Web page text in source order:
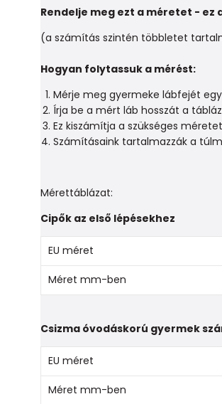
Rendelje meg ezt a méretet - ez
(a számítás szintén többletet
Hogyan folytassuk a mérést:
Mérje meg gyermeke lábfejét
Írja be a mért láb hosszát a
Ez kiszámítja a szükséges méretet
Számításaink tartalmazzák a
Mérettáblázat:
Cipők az első lépésekhez
EU méret
Méret mm-ben
Csizma óvodáskorú gyermek
EU méret
Méret mm-ben